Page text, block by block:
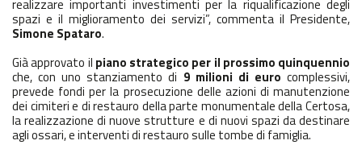
realizzare importanti investimenti per la riqualificazione degli
spazi e il miglioramento dei servizi”, commenta il Presidente,
Simone Spataro.
Già approvato il piano strategico per il prossimo quinquennio
che, con uno stanziamento di 9 milioni di euro complessivi,
prevede fondi per la prosecuzione delle azioni di manutenzione
dei cimiteri e di restauro della parte monumentale della Certosa,
la realizzazione di nuove strutture e di nuovi spazi da destinare
agli ossari, e interventi di restauro sulle tombe di famiglia.